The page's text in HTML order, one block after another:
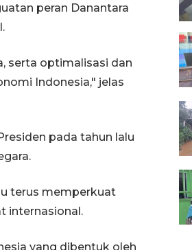
peran Danantara
serta optimalisasi dan
Indonesia," jelas
pada tahun lalu
terus memperkuat
internasional.
yang dibentuk oleh